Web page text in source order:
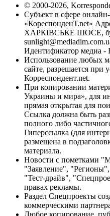
© 2000-2026,
Субъект в сфере
«КореспонденТ.net»
ХАРКІВСЬКЕ ШОСЕ,
Идентификатор медиа -
Использование любых
сайте, разрешается при
Корреспондент.net.
При копировании
Украины и мира», для
прямая открытая для
Ссылка должна быть
полного либо
Гиперссылка (для
размещена в
материала.
Новости с пометками
"Заявление",
"Тест-драйв",
правах рекламы.
Раздел Спецпроекты
коммерческими
Любое копирование,